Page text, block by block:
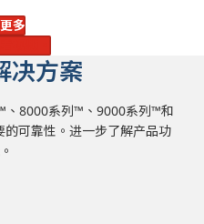
多
决方案
8000系列™、9000系列™和
可靠性。进一步了解产品功